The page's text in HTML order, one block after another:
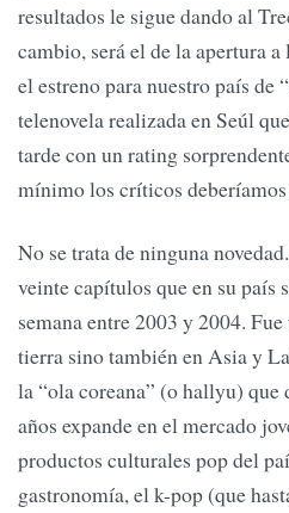
resultados le sigue dando al
cambio, será el de la apertura
el estreno para nuestro país de
telenovela realizada en Seúl
tarde con un rating
mínimo los críticos
No se trata de ninguna
veinte capítulos que en su país
semana entre 2003 y 2004.
tierra sino también en Asia y
la “ola coreana” (o hallyu) que
años expande en el mercado
productos culturales pop del
gastronomía, el k-pop (que